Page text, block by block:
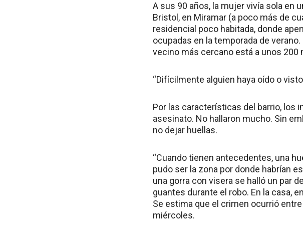
A sus 90 años, la mujer vivía sola en
Bristol, en Miramar (a poco más de
residencial poco habitada, donde
ocupadas en la temporada de
vecino más cercano está a unos 200
“Difícilmente alguien haya oído o
Por las características del barrio, los
asesinato. No hallaron mucho. Sin
no dejar huellas.
“Cuando tienen antecedentes, una
pudo ser la zona por donde habrían
una gorra con visera se halló un par
guantes durante el robo. En la casa,
Se estima que el crimen ocurrió
miércoles.